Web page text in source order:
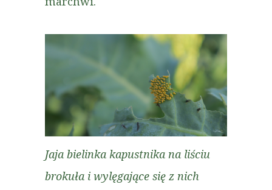
Jaja bielinka kapustnika na liściu
brokuła i wylęgające się z nich